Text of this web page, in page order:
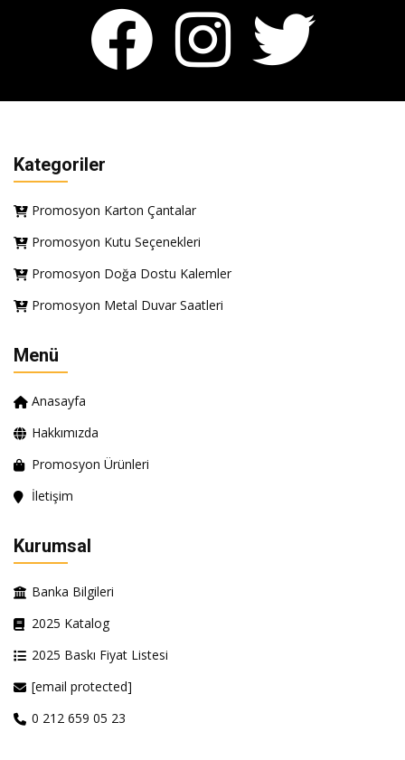
Kategoriler
Promosyon Karton Çantalar
Promosyon Kutu Seçenekleri
Promosyon Doğa Dostu Kalemler
Promosyon Metal Duvar Saatleri
Menü
Anasayfa
Hakkımızda
Promosyon Ürünleri
İletişim
Kurumsal
Banka Bilgileri
2025 Katalog
2025 Baskı Fiyat Listesi
[email protected]
0 212 659 05 23